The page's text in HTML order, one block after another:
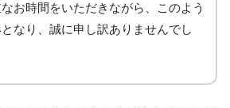
お時間をいただきながら、このよう
なり、誠に申し訳ありませんでし